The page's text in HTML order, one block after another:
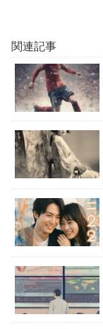
関連記事